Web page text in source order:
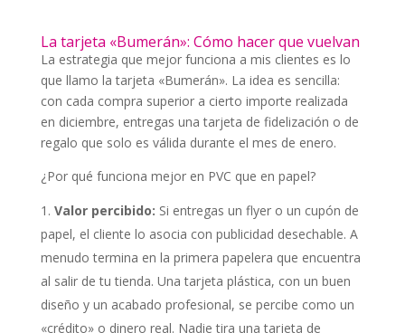
La tarjeta «Bumerán»: Cómo hacer que vuelvan
La estrategia que mejor funciona a mis clientes es lo
que llamo la tarjeta «Bumerán». La idea es sencilla:
con cada compra superior a cierto importe realizada
en diciembre, entregas una tarjeta de fidelización o de
regalo que solo es válida durante el mes de enero.
¿Por qué funciona mejor en PVC que en papel?
Valor percibido: Si entregas un flyer o un cupón de
papel, el cliente lo asocia con publicidad desechable. A
menudo termina en la primera papelera que encuentra
al salir de tu tienda. Una tarjeta plástica, con un buen
diseño y un acabado profesional, se percibe como un
«crédito» o dinero real. Nadie tira una tarjeta de